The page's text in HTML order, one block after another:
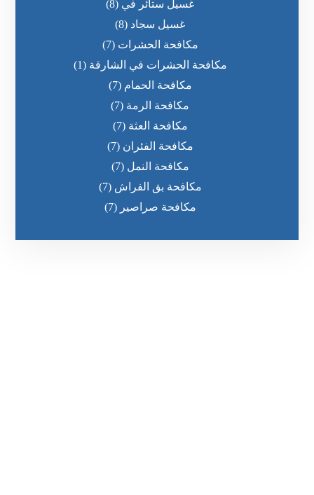
غسيل ستائر في (8)
غسيل سجاد (8)
مكافحة الحشرات (7)
مكافحة الحشرات في الشارقة (1)
مكافحة الحمام (7)
مكافحة الرمة (7)
مكافحة العثة (7)
مكافحة الفئران (7)
مكافحة النمل (7)
مكافحة بق الفراش (7)
مكافحة صراصير (7)